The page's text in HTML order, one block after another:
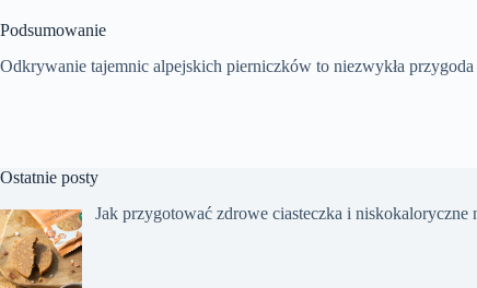
Podsumowanie
Odkrywanie tajemnic alpejskich pierniczków to niezwykła
Ostatnie posty
Jak przygotować zdrowe ciasteczka i niskokaloryczne